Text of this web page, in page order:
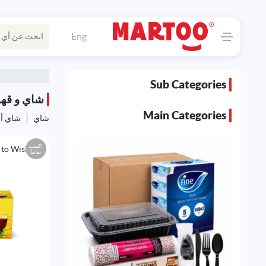
Eng
Sub Categories
Main Categories
شاي و
شاي شاي
Wishlist
اكسب
نقاط